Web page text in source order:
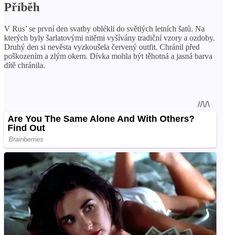
Příběh
V Rus’ se první den svatby oblékli do světlých letních šatů. Na
kterých byly šarlatovými nitěmi vyšívány tradiční vzory a ozdoby.
Druhý den si nevěsta vyzkoušela červený outfit. Chránil před
poškozením a zlým okem. Dívka mohla být těhotná a jasná barva
dítě chránila.